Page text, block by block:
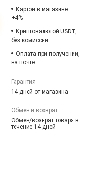
Картой в магазине
+4%
Криптовалютой USDT,
без комиссии
Оплата при получении,
на почте
Гарантия
14 дней от магазина
Обмен и возврат
Обмен/возврат товара в
течение 14 дней